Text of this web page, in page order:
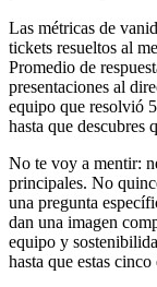
Las métricas de
tickets resueltos al
Promedio de
presentaciones al
equipo que resolvió
hasta que descubres
No te voy a mentir:
principales. No
una pregunta
dan una imagen
equipo y
hasta que estas cinco